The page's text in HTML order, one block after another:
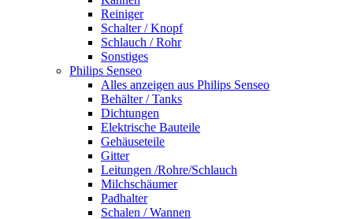
Reiniger
Schalter / Knopf
Schlauch / Rohr
Sonstiges
Philips Senseo
Alles anzeigen aus Philips Senseo
Behälter / Tanks
Dichtungen
Elektrische Bauteile
Gehäuseteile
Gitter
Leitungen /Rohre/Schlauch
Milchschäumer
Padhalter
Schalen / Wannen